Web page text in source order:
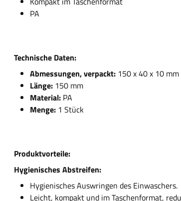
PA
Technische Daten:
Abmessungen, verpackt: 150 x 40 x 10 mm
Länge: 150 mm
Material: PA
Menge: 1 Stück
Produktvorteile:
Hygienisches Abstreifen:
Hygienisches Auswringen des Einwaschers.
Leicht, kompakt und im Taschenformat,